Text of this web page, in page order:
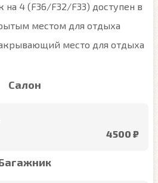
4 (F36/F32/F33) доступен в
местом для отдыха
место для отдыха
Салон
4500 ₽